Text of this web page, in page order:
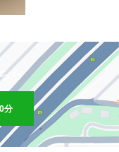
ら
分